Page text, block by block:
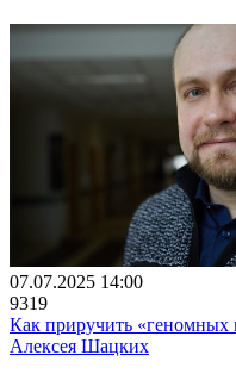
07.07.2025 14:00
9319
Как приручить «геномных
Алексея Шацких